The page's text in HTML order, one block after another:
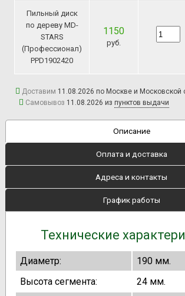
Пильный диск
по дереву MD-
STARS
(Профессионал)
PPD1902420
1150
руб.
Доставим 11.08.2026 по Москве и Московской
Самовывоз 11.08.2026 из пунктов выдачи
Описание
Оплата и доставка
Адреса и контакты
График работы
Технические
Диаметр:
190 мм.
Высота сегмента:
24 мм.